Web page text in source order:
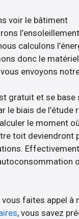
voir le bâtiment
calculons
donc le
vous envoyons
gratuit et se
le biais de
le moment
toit deviendront
faites appel à
, vous savez